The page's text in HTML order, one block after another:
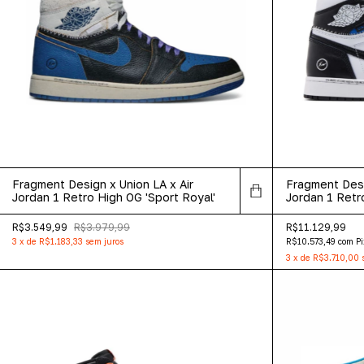
Fragment Design x Union LA x Air
Jordan 1 Retro High OG 'Sport Royal'
R$3.549,99 R$3.979,99
3 x de R$1.183,33 sem juros
Fragment
Jordan 1
R$11.129,99
R$10.573,49 com
3 x de R$3.710,00